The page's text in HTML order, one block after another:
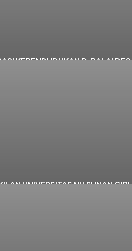
KEPENDUDUKAN DI BALAI
UNIVERSITAS NU SUNAN